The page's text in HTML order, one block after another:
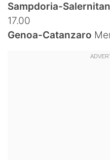
Sampdoria-
17.00
Genoa-Catanzaro